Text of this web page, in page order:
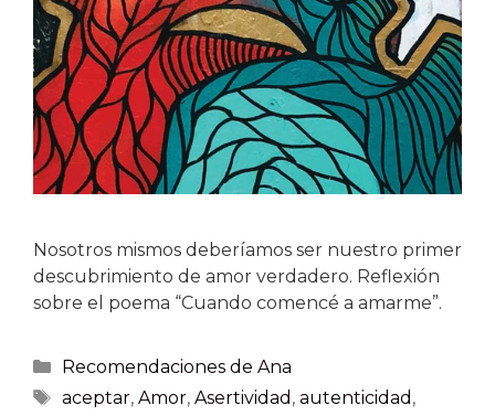
Nosotros mismos deberíamos ser nuestro primer
descubrimiento de amor verdadero. Reflexión
sobre el poema “Cuando comencé a amarme”.
Recomendaciones de Ana
aceptar, Amor, Asertividad , autenticidad ,